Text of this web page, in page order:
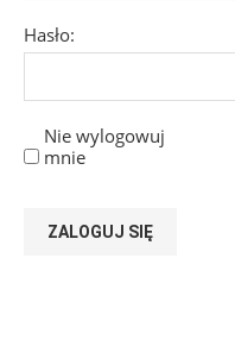
Hasło:
Nie wylogowuj
mnie
ZALOGUJ SIĘ